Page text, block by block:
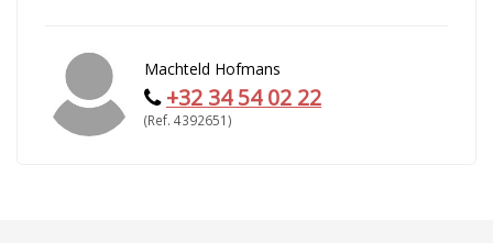
Machteld Hofmans
+32 34 54 02 22
(Ref. 4392651)